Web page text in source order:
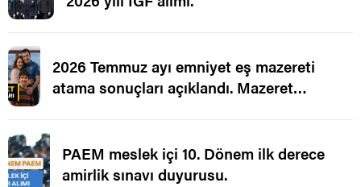
2026 Temmuz ayı emniyet eş mazereti
atama sonuçları açıklandı. Mazeret
PAEM meslek içi 10. Dönem ilk derece
amirlik sınavı duyurusu.